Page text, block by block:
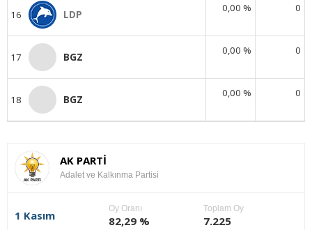
16 LDP
0,00 % 0
17 BGZ
0,00 % 0
18 BGZ
0,00 % 0
AK PARTİ
Adalet ve Kalkınma Partisi
1 Kasım
Oy Oranı
82,29 %
Toplam Oy
7.225